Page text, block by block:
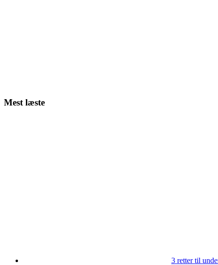
Mest læste
3 retter til